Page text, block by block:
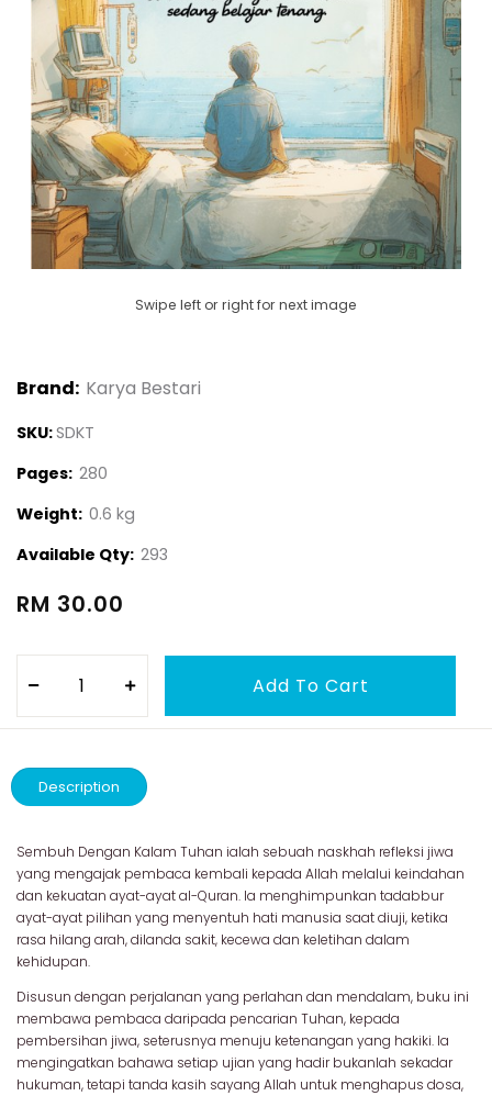
Swipe left or right for next image
Brand: Karya Bestari
SKU:SDKT
Pages: 280
Weight: 0.6 kg
Available Qty: 293
RM 30.00
Description
Sembuh Dengan Kalam Tuhan ialah sebuah naskhah refleksi jiwa
yang mengajak pembaca kembali kepada Allah melalui keindahan
dan kekuatan ayat-ayat al-Quran. Ia menghimpunkan tadabbur
ayat-ayat pilihan yang menyentuh hati manusia saat diuji, ketika
rasa hilang arah, dilanda sakit, kecewa dan keletihan dalam
kehidupan.
Disusun dengan perjalanan yang perlahan dan mendalam, buku ini
membawa pembaca daripada pencarian Tuhan, kepada
pembersihan jiwa, seterusnya menuju ketenangan yang hakiki. Ia
mengingatkan bahawa setiap ujian yang hadir bukanlah sekadar
hukuman, tetapi tanda kasih sayang Allah untuk menghapus dosa,